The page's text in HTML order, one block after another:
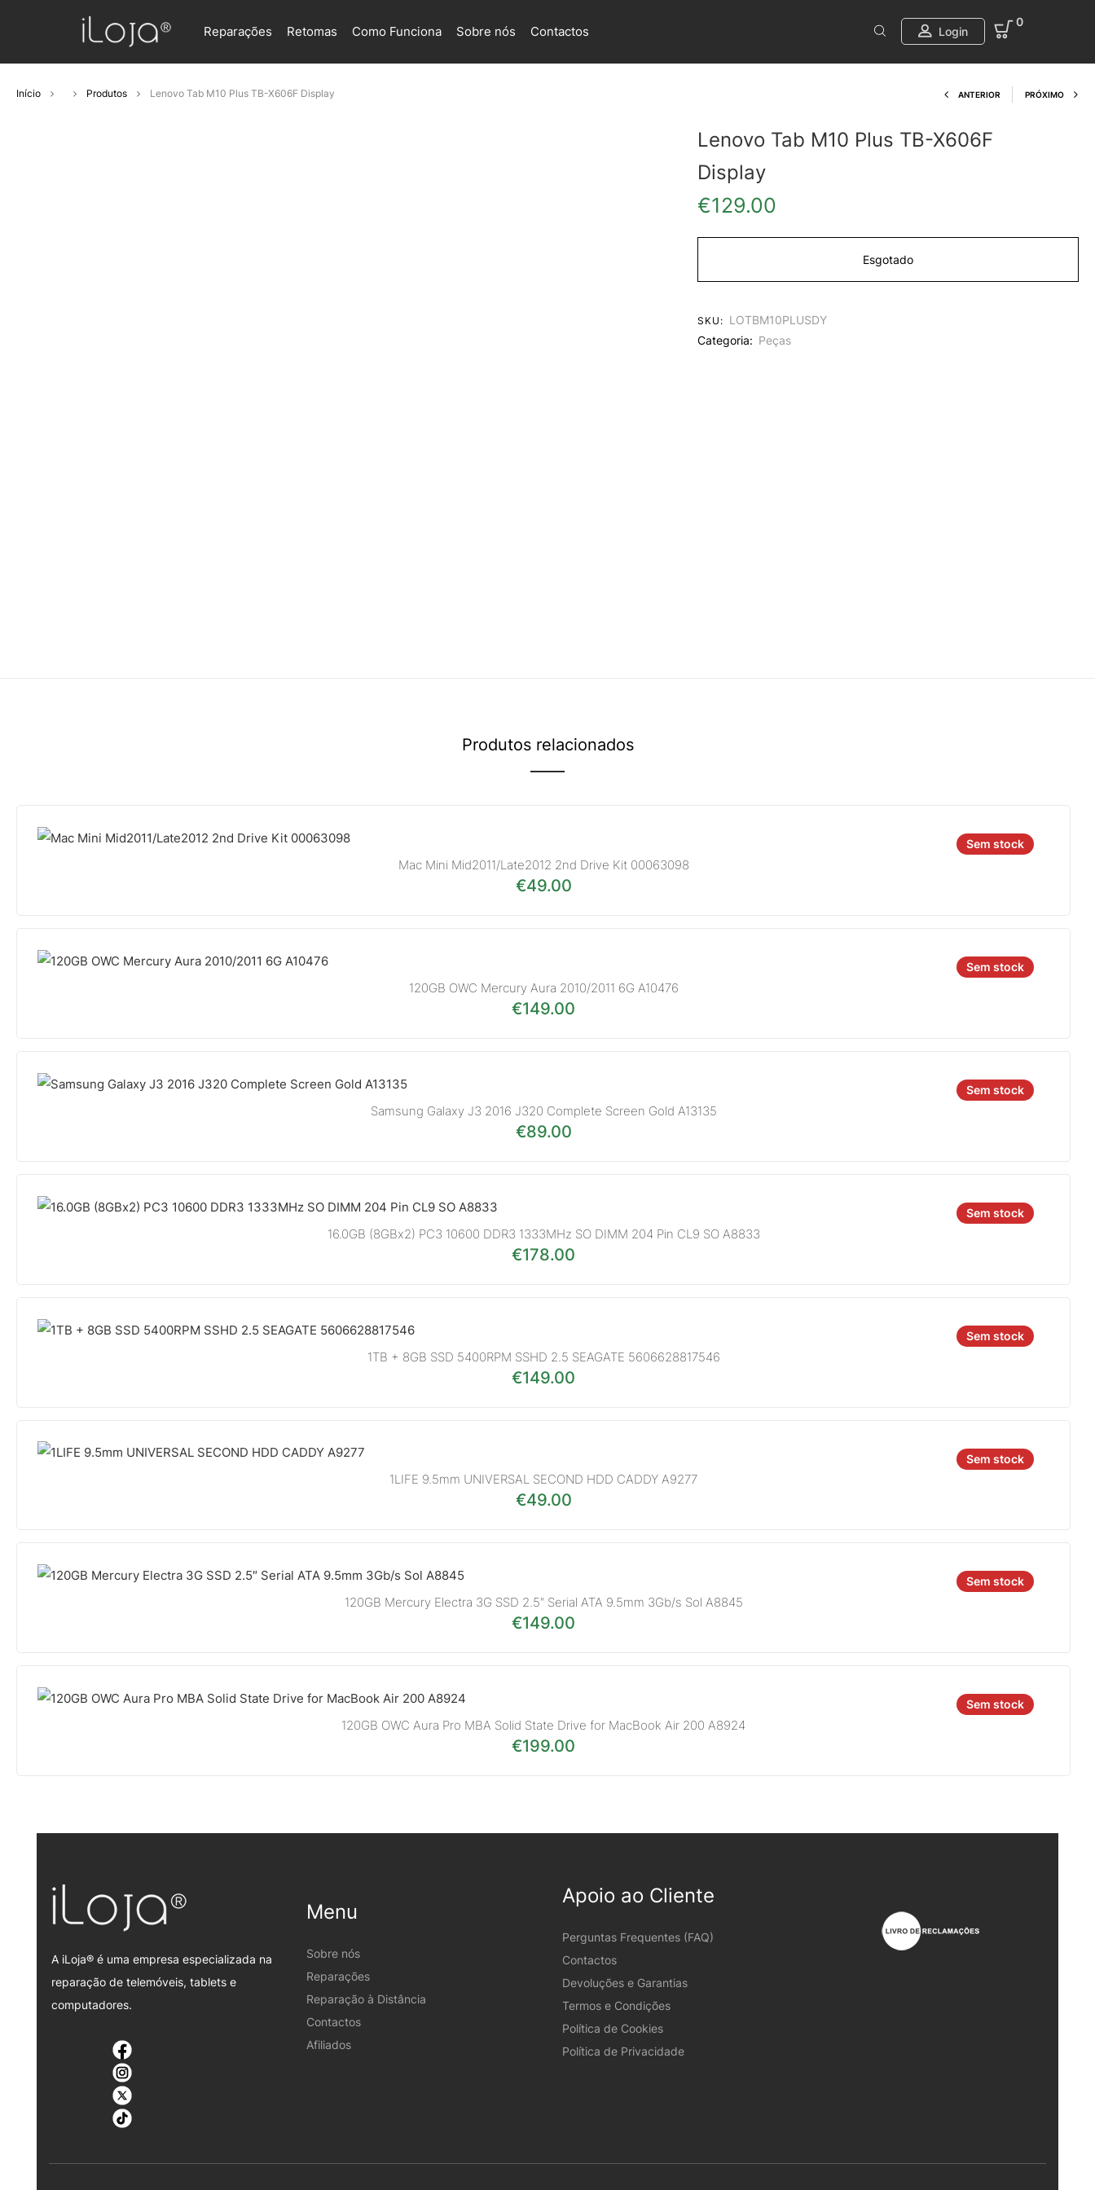
Reparações Retomas Como Funciona Sobre nós Contactos Login
0
Início Produtos Lenovo Tab M10 Plus TB-X606F Display Product
ANTERIOR PRÓXIMO
Lenovo Tab M10 Plus TB-X606F
Display
€129.00
Esgotado
SKU: LOTBM10PLUSDY
Categoria: Peças
Produtos relacionados
Sem stock
Mac Mini Mid2011/Late2012 2nd Drive Kit 00063098
€49.00
Sem stock
120GB OWC Mercury Aura 2010/2011 6G A10476
€149.00
Sem stock
Samsung Galaxy J3 2016 J320 Complete Screen Gold A13135
€89.00
Sem stock
16.0GB (8GBx2) PC3 10600 DDR3 1333MHz SO DIMM 204 Pin CL9 SO A8833
€178.00
Sem stock
1TB + 8GB SSD 5400RPM SSHD 2.5 SEAGATE 5606628817546
€149.00
Sem stock
1LIFE 9.5mm UNIVERSAL SECOND HDD CADDY A9277
€49.00
Sem stock
120GB Mercury Electra 3G SSD 2.5″ Serial ATA 9.5mm 3Gb/s Sol A8845
€149.00
Sem stock
120GB OWC Aura Pro MBA Solid State Drive for MacBook Air 200 A8924
€199.00
A iLoja® é uma empresa especializada na
reparação de telemóveis, tablets e
computadores.
Menu
Sobre nós
Reparações
Reparação à Distância
Contactos
Afiliados
Apoio ao Cliente
Perguntas Frequentes (FAQ)
Contactos
Devoluções e Garantias
Termos e Condições
Política de Cookies
Política de Privacidade